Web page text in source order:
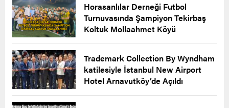
Horasanlılar Derneği Futbol
Turnuvasında Şampiyon Tekirbaş
Koltuk Mollaahmet Köyü
Trademark Collection By Wyndham
katilesiyle İstanbul New Airport
Hotel Arnavutköy’de Açıldı